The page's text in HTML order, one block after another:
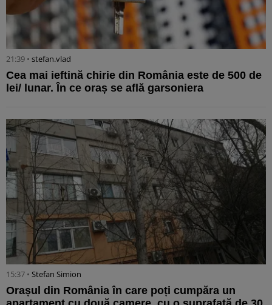
21:39 • stefan.vlad
Cea mai ieftină chirie din România este de 500 de
lei/ lunar. În ce oraș se află garsoniera
15:37 • Stefan Simion
Orașul din România în care poți cumpăra un